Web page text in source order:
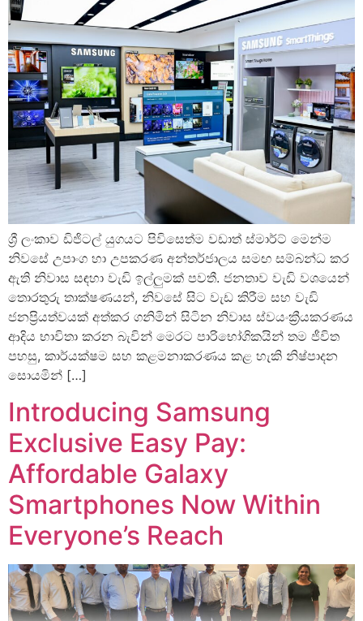
ශ්‍රී ලංකාව ඩිජිටල් යුගයට පිවිසෙත්ම වඩාත් ස්මාර්ට් මෙන්ම
නිවසේ උපාංග හා උපකරණ අන්තර්ජාලය සමඟ සම්බන්ධ කර
ඇති නිවාස සඳහා වැඩි ඉල්ලුමක් පවතී. ජනතාව වැඩි වශයෙන්
තොරතුරු තාක්ෂණයන්, නිවසේ සිට වැඩ කිරීම සහ වැඩි
ජනප්‍රියත්වයක් අත්කර ගනිමින් සිටින නිවාස ස්වයංක්‍රීයකරණය
ආදිය භාවිතා කරන බැවින් මෙරට පාරිභෝගිකයින් තම ජීවිත
පහසු, කාර්යක්ෂම සහ කළමනාකරණය කළ හැකි නිෂ්පාදන
සොයමින් […]
Introducing Samsung
Exclusive Easy Pay:
Affordable Galaxy
Smartphones Now Within
Everyone’s Reach